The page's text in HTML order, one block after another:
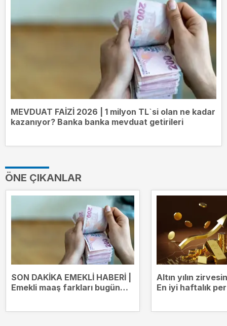
MEVDUAT FAİZİ 2026 | 1 milyon TL`si olan ne kadar
kazanıyor? Banka banka mevduat getirileri
ÖNE ÇIKANLAR
SON DAKİKA EMEKLİ HABERİ |
Emekli maaş farkları bugün
Altın yılın
En iyi haftalık